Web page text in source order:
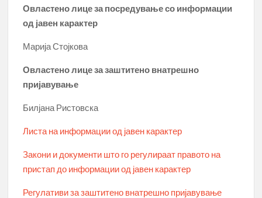
Овластено лице за посредување со информации
од јавен карактер
Марија Стојкова
Овластено лице за заштитено внатрешно
пријавување
Билјана Ристовска
Листа на информации од јавен карактер
Закони и документи што го регулираат правото на
пристап до информации од јавен карактер
Регулативи за заштитено внатрешно пријавување